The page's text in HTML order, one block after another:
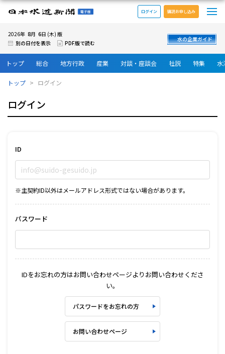
日本水道新聞 電子版
ログイン 購読お申し込み
2026年 8月 6日 (木) 版
別の日付を表示
PDF版で読む
水の企業ガイド
トップ 総合 地方行政 産業 対談・座談会 社説 特集 水
トップ ログイン
ログイン
ID
※主契約ID以外はメールアドレス形式ではない場合があります。
パスワード
IDをお忘れの方はお問い合わせページよりお問い合わせくださ
い。
パスワードをお忘れの方
お問い合わせページ